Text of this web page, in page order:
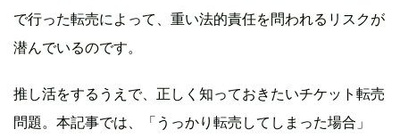
で行った転売によって、重い法的責任を問われるリスクが
潜んでいるのです。
推し活をするうえで、正しく知っておきたいチケット転売
問題。本記事では、「うっかり転売してしまった場合」